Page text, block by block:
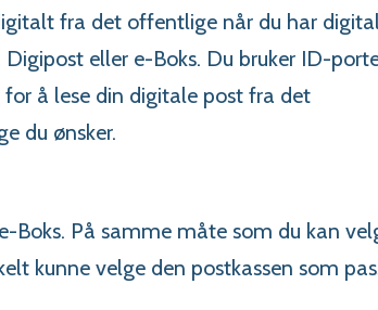
fra det offentlige når du har
Digipost eller e-Boks. Du bruker ID-
å lese din digitale post fra det
du ønsker.
Boks. På samme måte som du kan
kunne velge den postkassen som